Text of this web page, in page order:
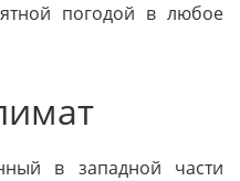
погодой в любое
в западной части